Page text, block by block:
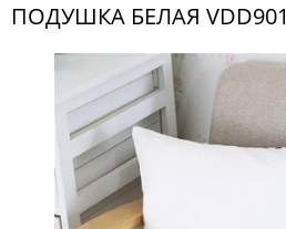
ПОДУШКА БЕЛАЯ VDD901